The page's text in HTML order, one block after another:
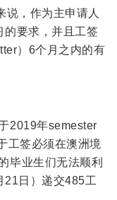
说，作为主申请人
的要求，并且工签
）6个月之内的有
2019年semester
工签必须在澳洲境
毕业生们无法顺利
21日）递交485工